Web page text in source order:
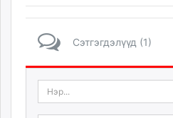
Сэтгэгдэлүүд (1)